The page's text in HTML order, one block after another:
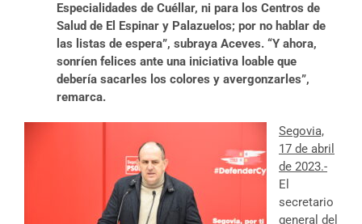
Especialidades de Cuéllar, ni para los Centros de
Salud de El Espinar y Palazuelos; por no hablar de
las listas de espera”, subraya Aceves. “Y ahora,
sonríen felices ante una iniciativa loable que
debería sacarles los colores y avergonzarles”,
remarca.
Segovia,
17 de abril
de 2023.-
El
secretario
general del